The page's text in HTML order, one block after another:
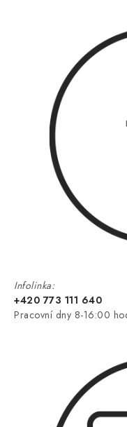
Infolinka:
+420 773 111 640
Pracovní dny 8-16:00